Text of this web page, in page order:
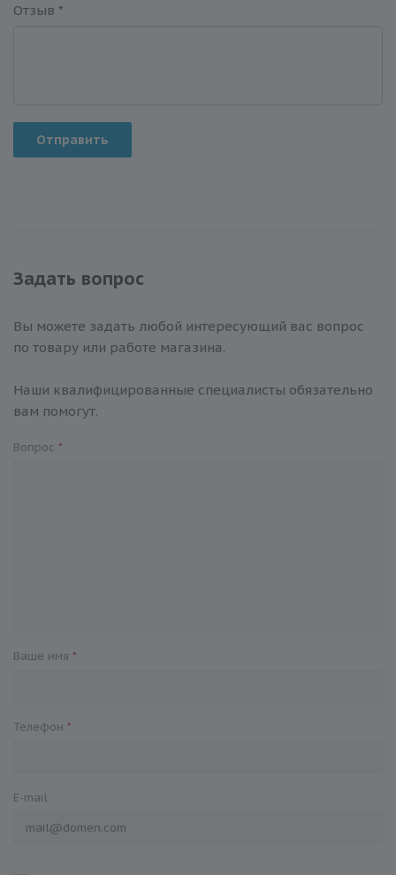
Отзыв *
Отправить
Задать вопрос
Вы можете задать любой интересующий вас вопрос
по товару или работе магазина.
Наши квалифицированные специалисты обязательно
вам помогут.
Вопрос *
Ваше имя *
Телефон *
E-mail